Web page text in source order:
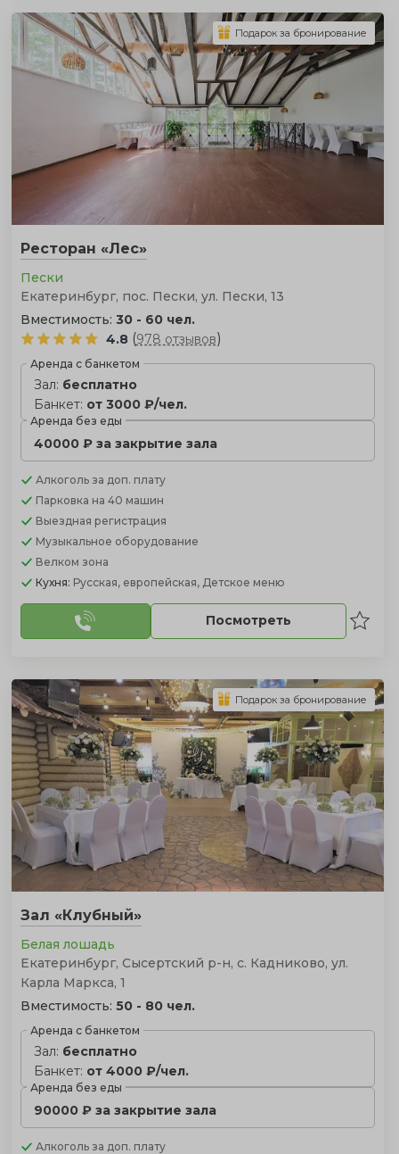
Ресторан «Лес»
Пески
Екатеринбург, пос. Пески, ул. Пески, 13
Вместимость: 30 - 60 чел.
4.8 (978 отзывов)
Аренда с банкетом
Зал: бесплатно
Банкет: от 3000 ₽/чел.
Аренда без еды
40000 ₽ за закрытие зала
Алкоголь за доп. плату
Парковка на 40 машин
Выездная регистрация
Музыкальное оборудование
Велком зона
Кухня: Русская, европейская, Детское меню
Посмотреть
Подарок за бронирование
Зал «Клубный»
Белая лошадь
Екатеринбург, Сысертский р-н, с. Кадниково, ул.
Карла Маркса, 1
Вместимость: 50 - 80 чел.
Аренда с банкетом
Зал: бесплатно
Банкет: от 4000 ₽/чел.
Аренда без еды
90000 ₽ за закрытие зала
Алкоголь за доп. плату
Подарок за бронирование